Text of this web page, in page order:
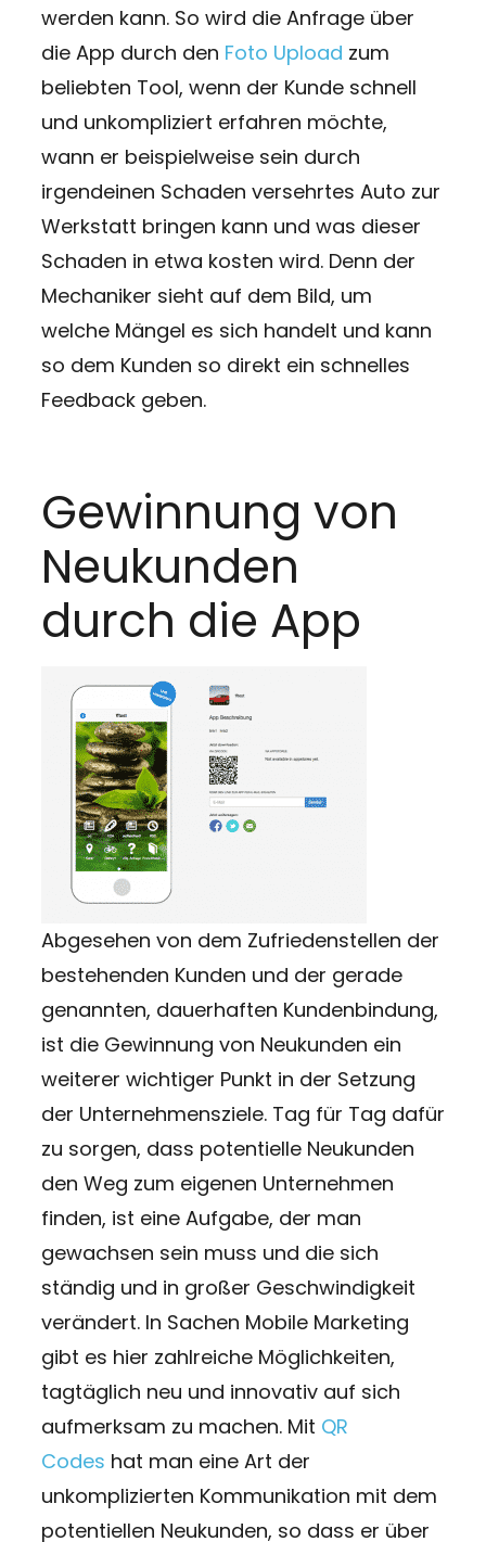
werden kann. So wird die Anfrage über
die App durch den Foto Upload zum
beliebten Tool, wenn der Kunde schnell
und unkompliziert erfahren möchte,
wann er beispielweise sein durch
irgendeinen Schaden versehrtes Auto zur
Werkstatt bringen kann und was dieser
Schaden in etwa kosten wird. Denn der
Mechaniker sieht auf dem Bild, um
welche Mängel es sich handelt und kann
so dem Kunden so direkt ein schnelles
Feedback geben.
Gewinnung von
Neukunden
durch die App
Abgesehen von dem Zufriedenstellen der
bestehenden Kunden und der gerade
genannten, dauerhaften Kundenbindung,
ist die Gewinnung von Neukunden ein
weiterer wichtiger Punkt in der Setzung
der Unternehmensziele. Tag für Tag dafür
zu sorgen, dass potentielle Neukunden
den Weg zum eigenen Unternehmen
finden, ist eine Aufgabe, der man
gewachsen sein muss und die sich
ständig und in großer Geschwindigkeit
verändert. In Sachen Mobile Marketing
gibt es hier zahlreiche Möglichkeiten,
tagtäglich neu und innovativ auf sich
aufmerksam zu machen. Mit QR
Codes hat man eine Art der
unkomplizierten Kommunikation mit dem
potentiellen Neukunden, so dass er über